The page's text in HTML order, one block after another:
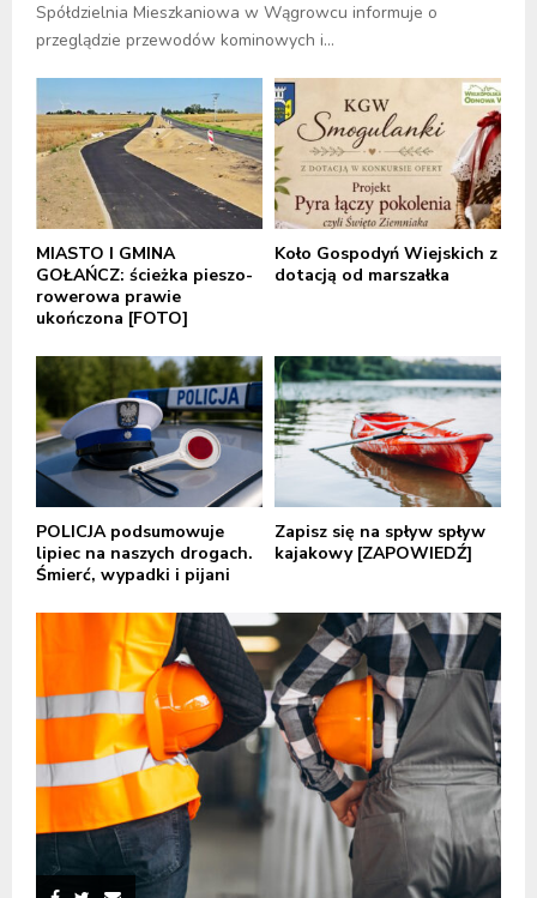
Spółdzielnia Mieszkaniowa w Wągrowcu informuje o
przeglądzie przewodów kominowych i...
MIASTO I GMINA
GOŁAŃCZ: ścieżka pieszo-
rowerowa prawie
ukończona [FOTO]
Koło Gospodyń Wiejskich z
dotacją od marszałka
POLICJA podsumowuje
lipiec na naszych drogach.
Śmierć, wypadki i pijani
Zapisz się na spływ spływ
kajakowy [ZAPOWIEDŹ]